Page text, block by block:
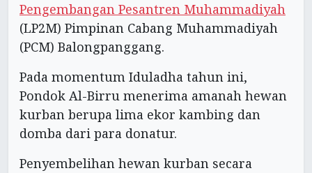
Pengembangan Pesantren Muhammadiyah
(LP2M) Pimpinan Cabang Muhammadiyah
(PCM) Balongpanggang.
Pada momentum Iduladha tahun ini,
Pondok Al-Birru menerima amanah hewan
kurban berupa lima ekor kambing dan
domba dari para donatur.
Penyembelihan hewan kurban secara